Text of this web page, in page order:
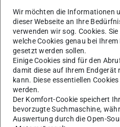
Im genannten Zeitraum
Postfächer nicht
Wir möchten die Informationen
dieser Webseite an Ihre
verwenden wir sog. Cookies.
welche Cookies genau bei
gesetzt werden sollen.
Einige Cookies sind für den
damit diese auf Ihrem Endgerät
kann. Diese essentiellen
werden.
Der Komfort-Cookie speichert
bevorzugte Suchmaschine,
Auswertung durch die Open-